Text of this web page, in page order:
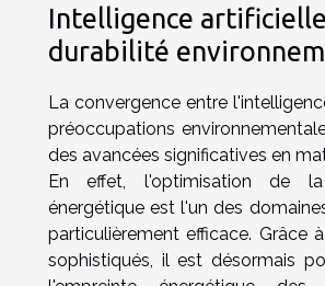
Intelligence
durabilité
La convergence entre
préoccupations
des avancées significatives en
En effet, l'optimisation de la
énergétique est l'un des
particulièrement efficace. Grâce
sophistiqués, il est désormais